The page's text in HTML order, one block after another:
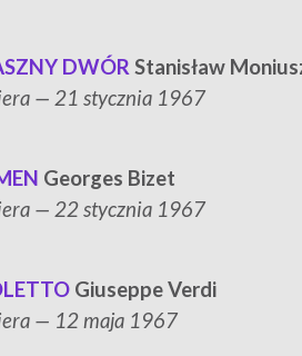
DWÓR Stanisław
— 21 stycznia 1967
Georges Bizet
— 22 stycznia 1967
Giuseppe Verdi
— 12 maja 1967